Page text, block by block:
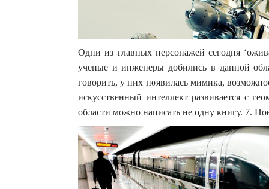
Одни из главных персонажей сегодня
ученые и инженеры добились в данной
говорить, у них появилась мимика,
искусственный интеллект развивается с
области можно написать не одну книгу. 7.